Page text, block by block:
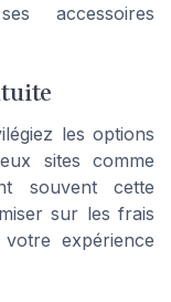
accessoires
les options
sites comme
souvent cette
sur les frais
expérience